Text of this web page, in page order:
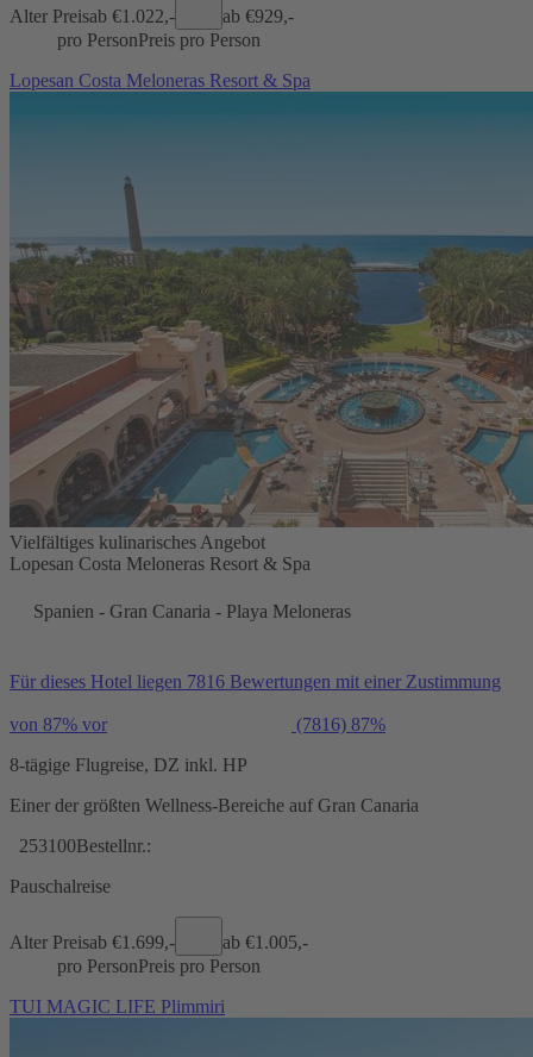
Alter Preisab €1.022,- ab €929,-
pro PersonPreis pro Person
Lopesan Costa Meloneras Resort & Spa
Vielfältiges kulinarisches Angebot
Lopesan Costa Meloneras Resort & Spa
Spanien - Gran Canaria - Playa Meloneras
Für dieses Hotel liegen 7816 Bewertungen mit einer Zustimmung
von 87% vor (7816) 87%
8-tägige Flugreise, DZ inkl. HP
Einer der größten Wellness-Bereiche auf Gran Canaria
253100Bestellnr.:
Pauschalreise
Alter Preisab €1.699,- ab €1.005,-
pro PersonPreis pro Person
TUI MAGIC LIFE Plimmiri